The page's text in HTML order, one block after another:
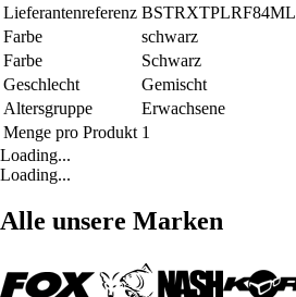
Lieferantenreferenz BSTRXTPLRF84ML
Farbe
schwarz
Farbe
Schwarz
Geschlecht
Gemischt
Altersgruppe
Erwachsene
Menge pro Produkt 1
Loading...
Loading...
Alle unsere Marken